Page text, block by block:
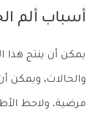
أسباب ألم
يمكن أن ينتج هذا
والحالات، ويمكن
مرضية. ولاحظ